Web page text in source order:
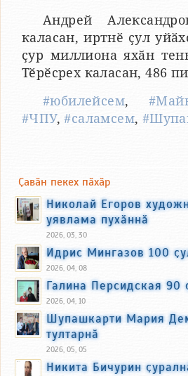
Андрей
каласан, иртнӗ ҫул
ҫур миллиона яхӑн
Тӗрӗсрех каласан, 486
#юбилейсем,
#ЧПУ,#саламсем,
Ҫавӑн пекех пӑхӑр
Николай Егоров
уявлама пухӑннӑ
2026, 03, 30
Идрис Мингазов 100
2026, 04, 08
Галина Персидская 90
2026, 04, 10
Шупашкарти Мария
тултарнӑ
2026, 05, 05
Никита Бичурин